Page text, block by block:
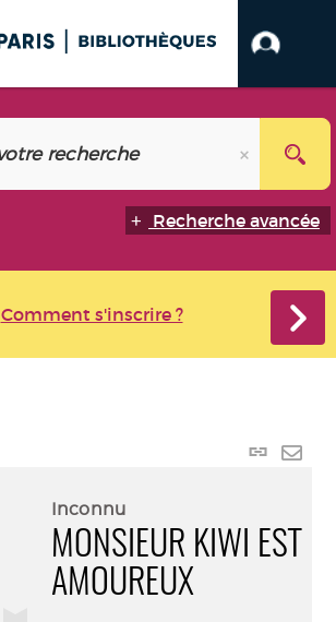
Recherche avancée
Comment s'inscrire ?
Lien
mail
Inconnu
MONSIEUR KIWI EST
AMOUREUX